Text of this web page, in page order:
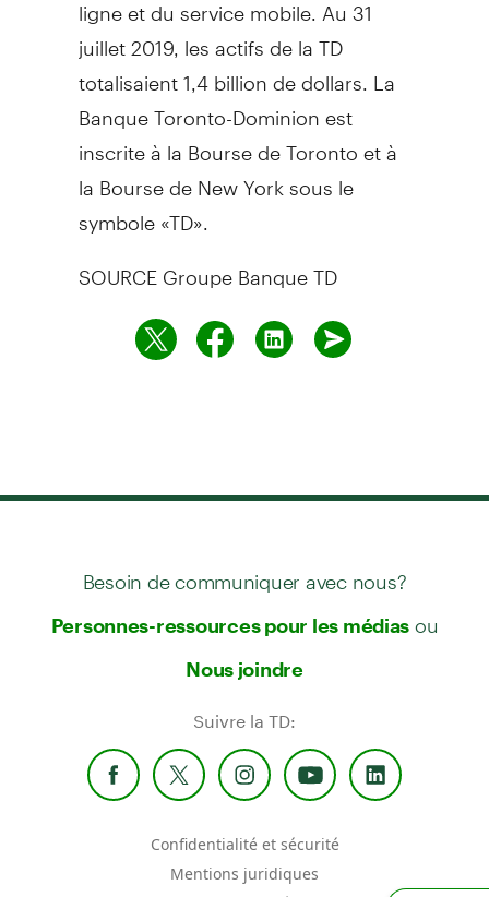
juillet 2019, les actifs de la TD
totalisaient 1,4 billion de dollars. La
Banque Toronto-Dominion est
inscrite à la Bourse deTorontoet à
la Bourse deNew Yorksous le
symbole «TD».
SOURCE Groupe Banque TD
Besoin de communiquer avec nous?
Personnes-ressources pour les médias ou
Nous joindre
Suivre la TD:
Confidentialité et sécurité
Mentions juridiques